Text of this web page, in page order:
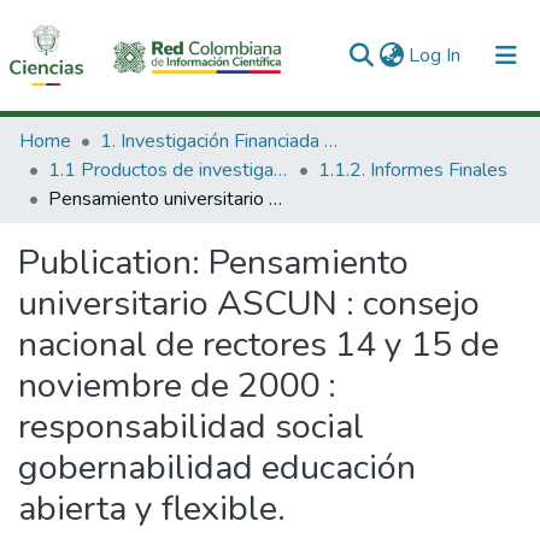
Log In (current)
Communities & Collections
All of DSpace
Home
1. Investigación Financiada con Recursos Públicos
1.1 Productos de investigación
1.1.2. Informes Finales
Pensamiento universitario ASCUN : consejo nacional de rectores 14 y 15 de noviembre de 2000 : responsabilidad social gobernabilidad educación abierta y flexible.
Publication: Pensamiento
universitario ASCUN : consejo
nacional de rectores 14 y 15 de
noviembre de 2000 :
responsabilidad social
gobernabilidad educación
abierta y flexible.